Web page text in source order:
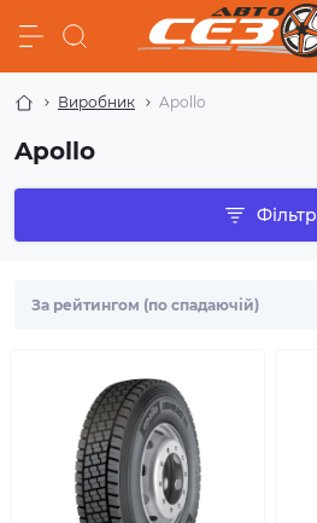
Виробник Apollo
Apollo
Фільтр